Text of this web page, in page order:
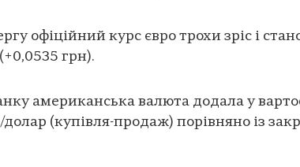
офіційний курс євро трохи зріс і
грн).
американська валюта додала у
долар (купівля-продаж) порівняно із